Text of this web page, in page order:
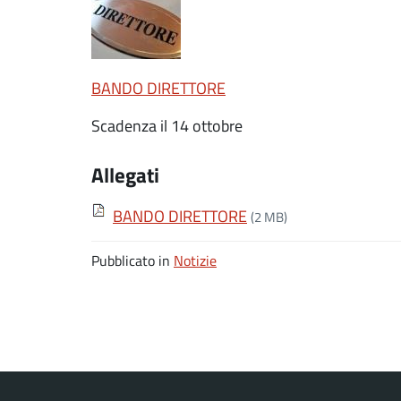
BANDO DIRETTORE
Scadenza il 14 ottobre
Allegati
BANDO DIRETTORE(2 MB)
Pubblicato in Notizie